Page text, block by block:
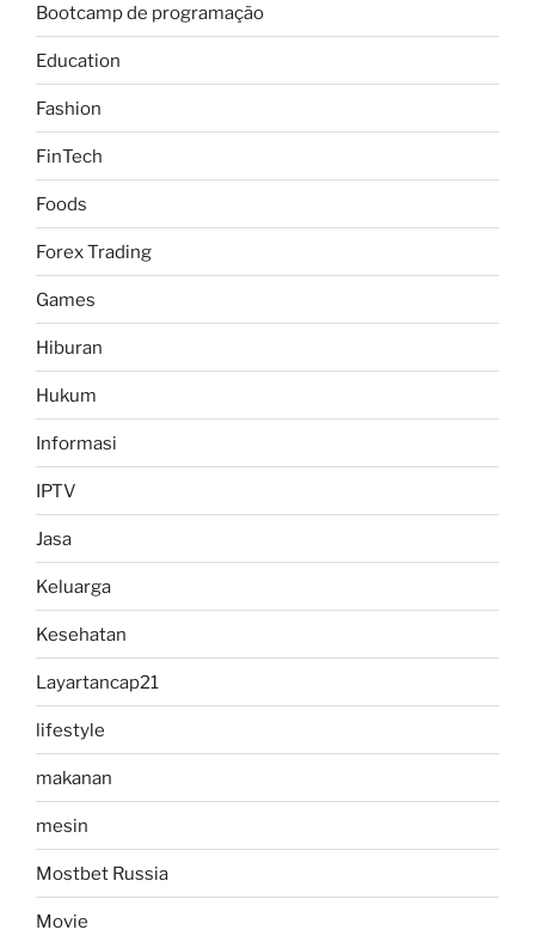
Bootcamp de programação
Education
Fashion
FinTech
Foods
Forex Trading
Games
Hiburan
Hukum
Informasi
IPTV
Jasa
Keluarga
Kesehatan
Layartancap21
lifestyle
makanan
mesin
Mostbet Russia
Movie